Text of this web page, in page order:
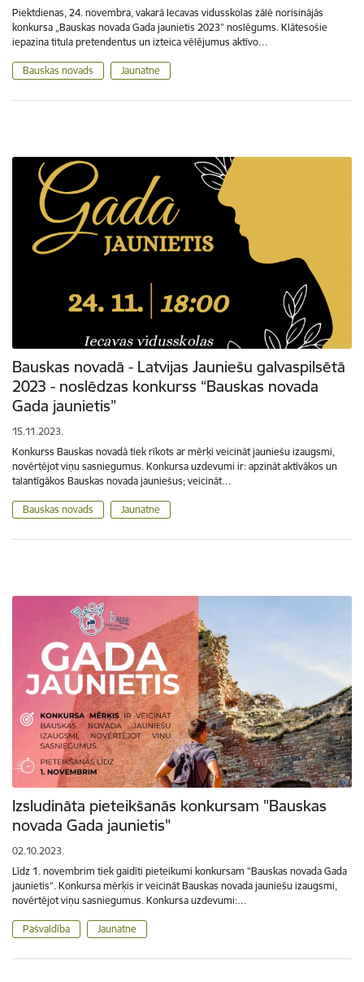
Piektdienas, 24. novembra, vakarā Iecavas vidusskolas zālē norisinājās
konkursa „Bauskas novada Gada jaunietis 2023” noslēgums. Klātesošie
iepazina titula pretendentus un izteica vēlējumus aktīvo…
Bauskas novads Jaunatne
Bauskas novadā - Latvijas Jauniešu galvaspilsētā
2023 - noslēdzas konkurss “Bauskas novada
Gada jaunietis”
15.11.2023.
Konkurss Bauskas novadā tiek rīkots ar mērķi veicināt jauniešu izaugsmi,
novērtējot viņu sasniegumus. Konkursa uzdevumi ir: apzināt aktīvākos un
talantīgākos Bauskas novada jauniešus; veicināt…
Bauskas novads Jaunatne
Izsludināta pieteikšanās konkursam "Bauskas
novada Gada jaunietis"
02.10.2023.
Līdz 1. novembrim tiek gaidīti pieteikumi konkursam "Bauskas novada Gada
jaunietis". Konkursa mērķis ir veicināt Bauskas novada jauniešu izaugsmi,
novērtējot viņu sasniegumus. Konkursa uzdevumi:…
Pašvaldība Jaunatne